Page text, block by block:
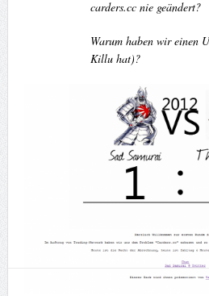
carders.cc nie geändert?
Warum haben wir einen
Killu hat)?